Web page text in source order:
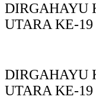
DIRGAHAYU
UTARA KE-
DIRGAHAYU
UTARA KE-